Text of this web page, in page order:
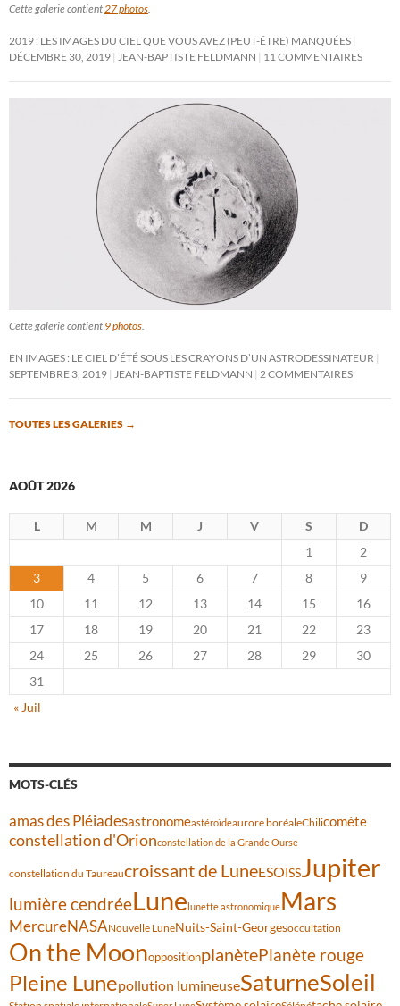
Cette galerie contient 27 photos
2019 : LES IMAGES DU CIEL QUE VOUS AVEZ (PEUT-ÊTRE) MANQUÉES
DÉCEMBRE 30, 2019
JEAN-BAPTISTE FELDMANN 11 COMMENTAIRES
Cette galerie contient 9 photos
EN IMAGES : LE CIEL D’ÉTÉ SOUS LES CRAYONS D’UN ASTRODESSINATEUR
SEPTEMBRE 3, 2019
JEAN-BAPTISTE FELDMANN 2 COMMENTAIRES
TOUTES LES GALERIES →
AOÛT 2026
L M M J V S
D
1
2
3
4 5 6 7 8
9
10
11 12 13 14 15
16
17
18 19 20 21 22
23
24
25 26 27 28 29
30
31
« Juil
MOTS-CLÉS
amas des Pléiadesastronomeastéroïdeaurore boréaleChilicomète
constellation d'Orionconstellation de la Grande Ourse
constellation du Taureaucroissant de LuneESOISSJupiter
lumière cendréeLunelunette astronomiqueMars
MercureNASANouvelle LuneNuits-Saint-Georgesoccultation
On the MoonoppositionplanètePlanète rouge
Pleine Lunepollution lumineuseSaturneSoleil